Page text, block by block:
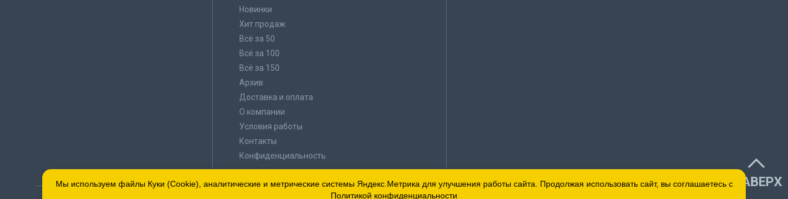
Новинки
Хит продаж
Всё за 50
Всё за 100
Всё за 150
Архив
Доставка и оплата
О компании
Условия работы
Контакты
Конфиденциальность
НАВЕРХ
Мы используем файлы Куки (Cookie), аналитические и метрические системы Яндекс.Метрика для улучшения работы сайта. Продолжая использовать сайт, вы соглашаетесь с
Политикой конфиденциальности